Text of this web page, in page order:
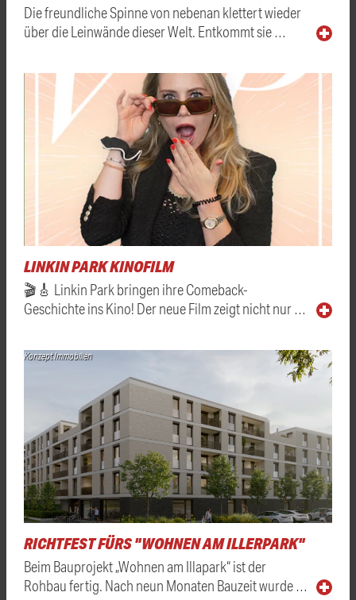
Die freundliche Spinne von nebenan klettert wieder
über die Leinwände dieser Welt. Entkommt sie …
LINKIN PARK KINOFILM
🎬🎸 Linkin Park bringen ihre Comeback-
Geschichte ins Kino! Der neue Film zeigt nicht nur …
Konzept Immobilien
RICHTFEST FÜRS "WOHNEN AM ILLERPARK"
Beim Bauprojekt „Wohnen am Illapark“ ist der
Rohbau fertig. Nach neun Monaten Bauzeit wurde …